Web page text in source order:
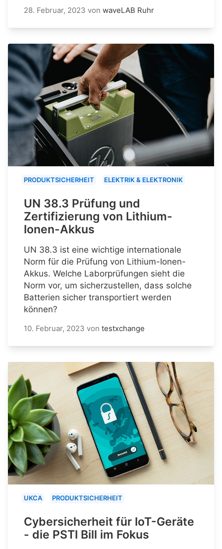
28. Februar, 2023 von waveLAB Ruhr
PRODUKTSICHERHEIT ELEKTRIK & ELEKTRONIK
UN 38.3 Prüfung und
Zertifizierung von Lithium-
Ionen-Akkus
UN 38.3 ist eine wichtige internationale
Norm für die Prüfung von Lithium-Ionen-
Akkus. Welche Laborprüfungen sieht die
Norm vor, um sicherzustellen, dass solche
Batterien sicher transportiert werden
können?
10. Februar, 2023 von testxchange
UKCA PRODUKTSICHERHEIT
Cybersicherheit für IoT-Geräte
- die PSTI Bill im Fokus